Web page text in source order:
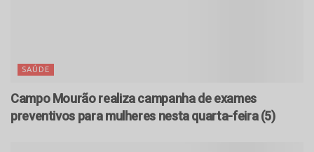
SAÚDE
Campo Mourão realiza campanha de exames
preventivos para mulheres nesta quarta-feira (5)